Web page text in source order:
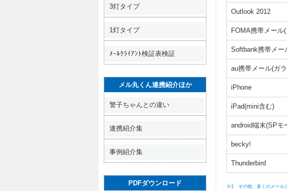
Outlook 2012
FOMA携帯メール
Softbank携帯メー
au携帯メール(ガ
iPhone
iPad(mini含む)
android端末(SPモ
becky!
Thunderbird
※1 その他、多くのメール
3灯タイプ
1灯タイプ
ﾒｰﾙｸﾗｲｱﾝﾄ検証表検証
メル丸くん連携紹介ほか
警子ちゃんとの違い
連携紹介集
事例紹介集
PDFダウンロード